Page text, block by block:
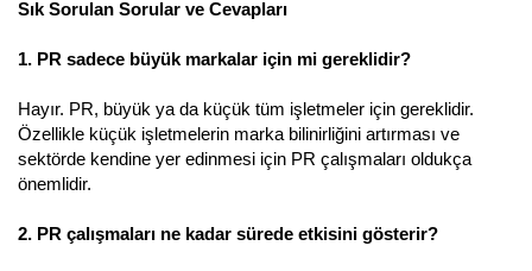
Sık Sorulan Sorular ve Cevapları
1. PR sadece büyük markalar için mi gereklidir?
Hayır. PR, büyük ya da küçük tüm işletmeler için gereklidir.
Özellikle küçük işletmelerin marka bilinirliğini artırması ve
sektörde kendine yer edinmesi için PR çalışmaları oldukça
önemlidir.
2. PR çalışmaları ne kadar sürede etkisini gösterir?